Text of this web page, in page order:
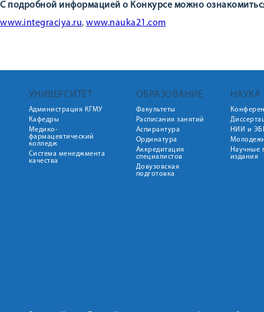
С подробной информацией о Конкурсе можно
www.integraciya.ru, www.nauka21.com
УНИВЕРСИТЕТ
Администрация КГМУ
Кафедры
Медико-
фармацевтический
колледж
Система менеджмента
качества
ОБРАЗОВАНИЕ
Факультеты
Расписания занятий
Аспирантура
Ординатура
Аккредитация
специалистов
Довузовская
подготовка
НАУКА
НИИ и
Научные
издания